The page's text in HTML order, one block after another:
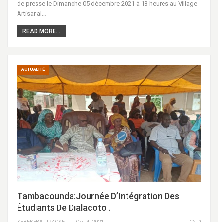
de presse le Dimanche 05 décembre 2021 à 13 heures au Village
Artisanal…
READ MORE...
ACTUALITÉ
Tambacounda:Journée D’Intégration Des
Étudiants De Dialacoto .